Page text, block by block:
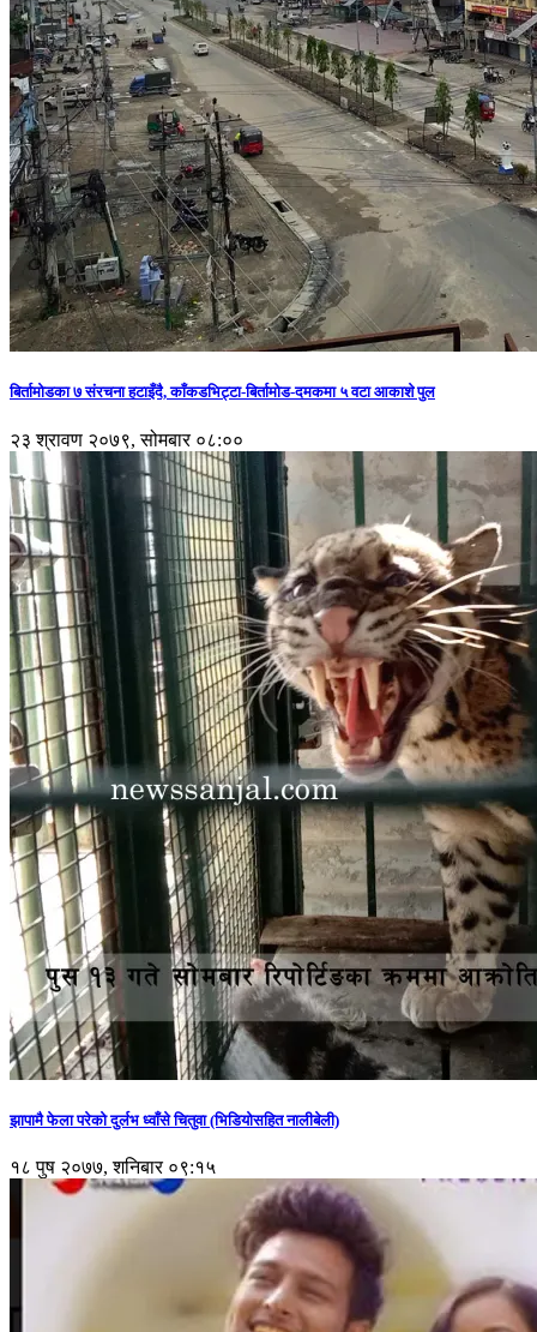
बिर्तामोडका ७ संरचना हटाइँदै, काँकडभिट्टा-बिर्तामोड-दमकमा ५ वटा आकाशे पुल
२३ श्रावण २०७९, सोमबार ०८:००
झापामै फेला परेको दुर्लभ ध्वाँसे चितुवा (भिडियोसहित नालीबेली)
१८ पुष २०७७, शनिबार ०९:१५